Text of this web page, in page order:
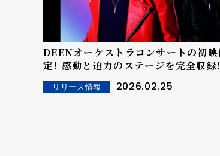
DEENオーケストラコンサートの初
定！ 感動と迫力のステージを完全収
ート！
リリース情報 2026.02.25